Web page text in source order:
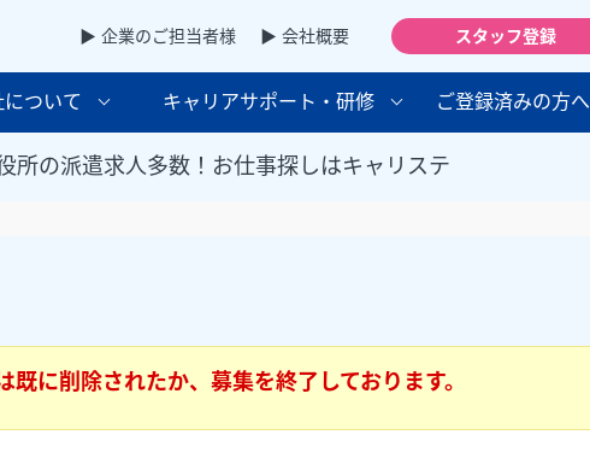
▶ 企業のご担当者様 ▶ 会社概要 スタッフ登録
について キャリアサポート・研修 ご登録済みの方へ
所の派遣求人多数！お仕事探しはキャリステ
既に削除されたか、募集を終了しております。